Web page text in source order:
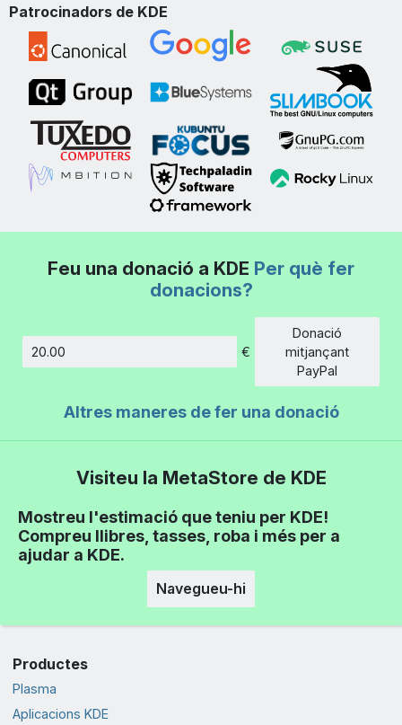
Patrocinadors de KDE
Feu una donació a KDE Per què fer
donacions?
€
Donació
mitjançant
PayPal
Altres maneres de fer una donació
Visiteu la MetaStore de KDE
Mostreu l'estimació que teniu per KDE!
Compreu llibres, tasses, roba i més per a
ajudar a KDE.
Navegueu-hi
Productes
Plasma
Aplicacions KDE